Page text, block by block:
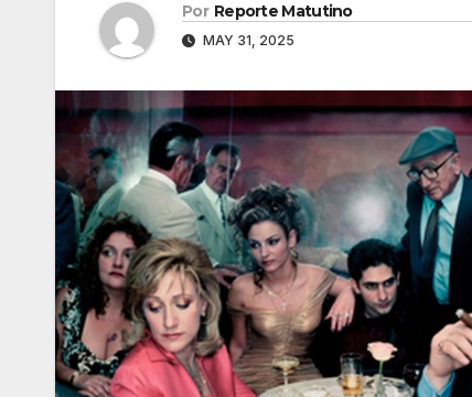
Por Reporte Matutino
MAY 31, 2025